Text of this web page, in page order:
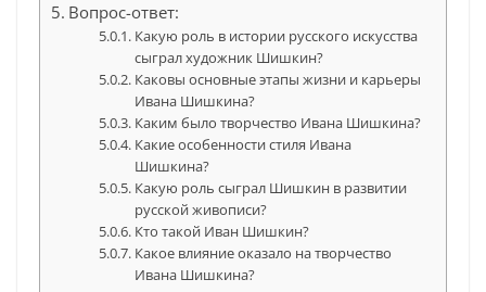
Вопрос-ответ:
Какую роль в истории русского искусства
сыграл художник Шишкин?
Каковы основные этапы жизни и карьеры
Ивана Шишкина?
Каким было творчество Ивана Шишкина?
Какие особенности стиля Ивана
Шишкина?
Какую роль сыграл Шишкин в развитии
русской живописи?
Кто такой Иван Шишкин?
Какое влияние оказало на творчество
Ивана Шишкина?